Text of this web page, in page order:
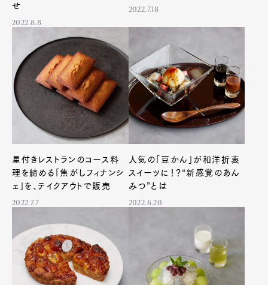
せ
2022.8.8
2022.7.18
星付きレストランのコース料
理を締める「焦がしフィナンシ
ェ」を、テイクアウトで販売
2022.7.7
人気の「豆かん」が和洋折衷
スイーツに！？“新感覚のあん
みつ”とは
2022.6.20